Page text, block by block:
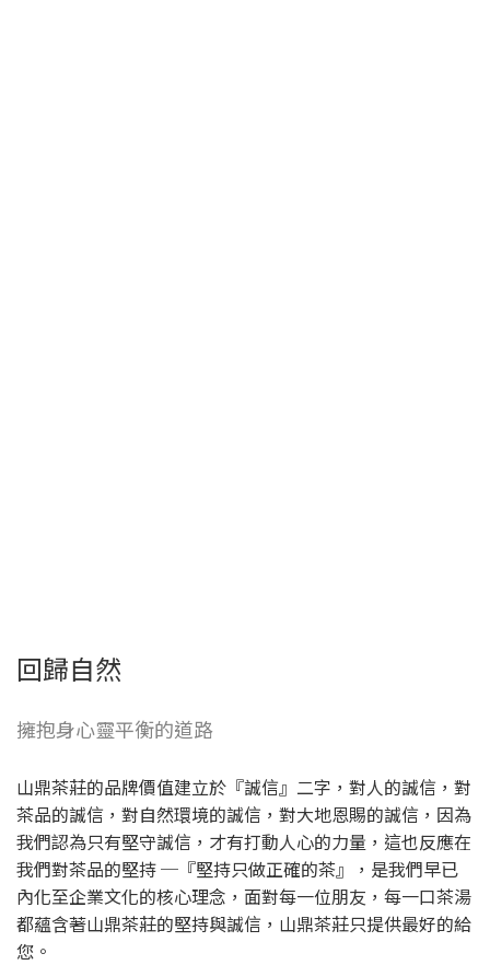
回歸自然
擁抱身心靈平衡的道路
山鼎茶莊的品牌價值建立於『誠信』二字，對人的誠信，對
茶品的誠信，對自然環境的誠信，對大地恩賜的誠信，因為
我們認為只有堅守誠信，才有打動人心的力量，這也反應在
我們對茶品的堅持 ─『堅持只做正確的茶』，是我們早已
內化至企業文化的核心理念，面對每一位朋友，每一口茶湯
都蘊含著山鼎茶莊的堅持與誠信，山鼎茶莊只提供最好的給
您。